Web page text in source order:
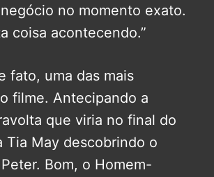
no momento exato.
coisa acontecendo.”
fato, uma das mais
filme. Antecipando a
que viria no final do
Tia May descobrindo o
Bom, o Homem-